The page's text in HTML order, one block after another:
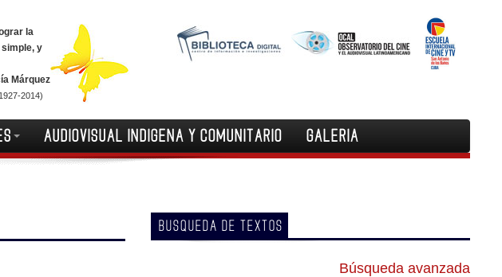
la
y
Márquez
2014)
AUDIOVISUAL INDIGENA Y COMUNITARIO GALERIA
BUSQUEDA DE TEXTOS
Búsqueda avanzada